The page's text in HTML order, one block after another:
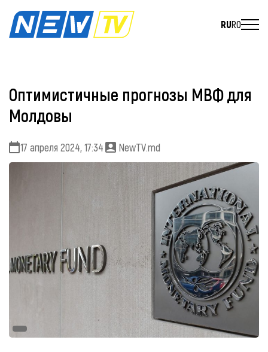
RURO
Оптимистичные прогнозы МВФ для
Молдовы
17 апреля 2024, 17:34 NewTV.md